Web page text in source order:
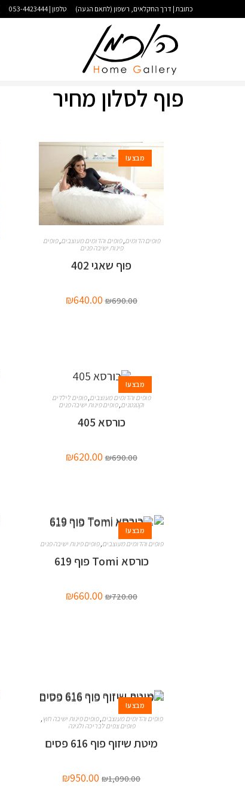
כתובת | דרך החקלאים, רשפון (לתאם הגעה) טלפון | 053-4423444
פוף לסלון מחיר
מבצע!
פופים הדומים,פופים והדומים מעוצבים,פופים
פינות ישיבה פנים
פוף שאגי 402
₪690.00
₪640.00
מבצע!
פופים והדומים מעוצבים ,פופים לילדים
וקטנטנים ,פופים פינות ישיבה פנים
כורסא 405
₪690.00
₪620.00
מבצע!
פופים והדומים מעוצבים ,פופים פינות ישיבה פנים
כורסא Tomi פוף 619
₪720.00
₪660.00
מבצע!
פופים והדומים מעוצבים ,פופים פינות ישיבה חוץ
פופים צפים לבריכה ולגינה
מיטת שיזוף פוף 616 פסים
₪1,090.00
₪950.00